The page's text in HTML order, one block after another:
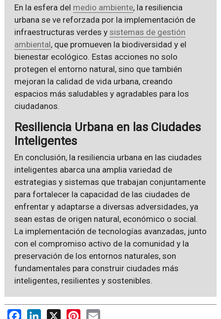
En la esfera del medio ambiente, la resiliencia
urbana se ve reforzada por la implementación de
infraestructuras verdes y sistemas de gestión
ambiental, que promueven la biodiversidad y el
bienestar ecológico. Estas acciones no solo
protegen el entorno natural, sino que también
mejoran la calidad de vida urbana, creando
espacios más saludables y agradables para los
ciudadanos.
Resiliencia Urbana en las Ciudades
Inteligentes
En conclusión, la resiliencia urbana en las ciudades
inteligentes abarca una amplia variedad de
estrategias y sistemas que trabajan conjuntamente
para fortalecer la capacidad de las ciudades de
enfrentar y adaptarse a diversas adversidades, ya
sean estas de origen natural, económico o social.
La implementación de tecnologías avanzadas, junto
con el compromiso activo de la comunidad y la
preservación de los entornos naturales, son
fundamentales para construir ciudades más
inteligentes, resilientes y sostenibles.
FacebookLinkedIn
X PinterestEmail